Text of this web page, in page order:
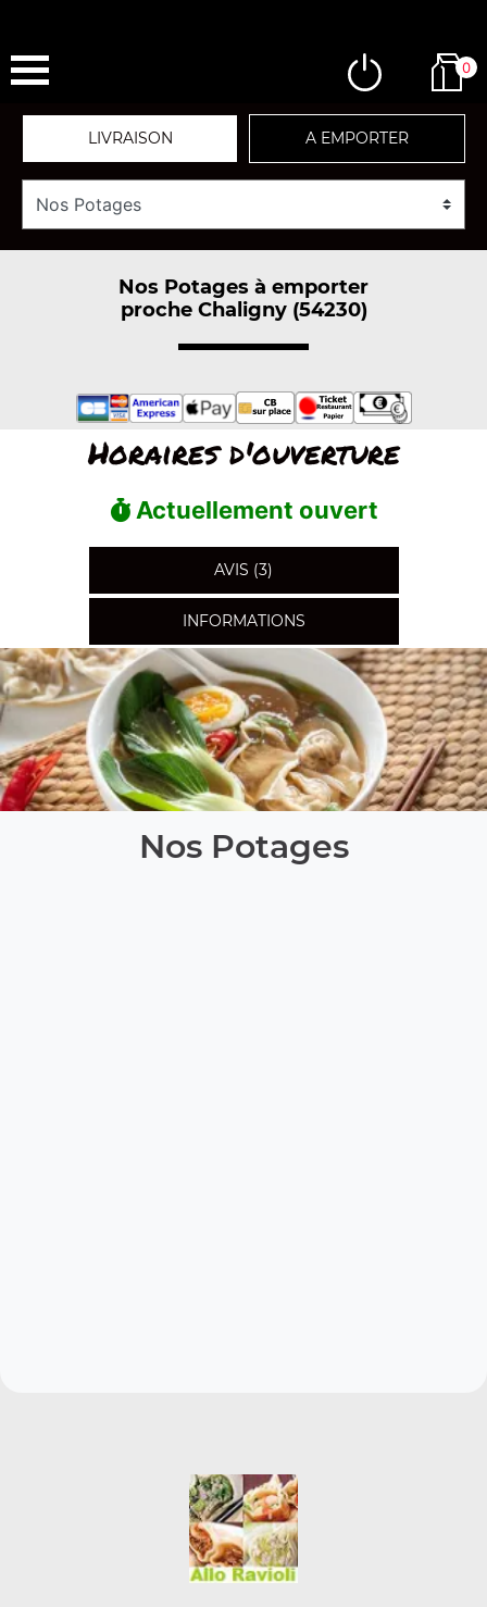
0
LIVRAISON A EMPORTER
Nos Potages à emporter
proche Chaligny (54230)
Horaires d'ouverture
Actuellement ouvert
AVIS (3)
INFORMATIONS
Nos Potages